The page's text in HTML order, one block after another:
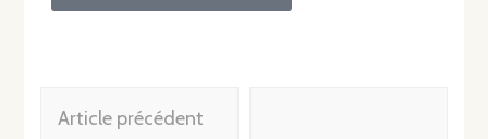
Article précédent